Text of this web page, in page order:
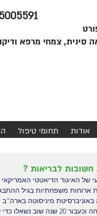
אודות תחומי טיפול
לבריאות ?
ארוחות משפחתיות בגיל
אודות הרגלי האכילה במשפחה